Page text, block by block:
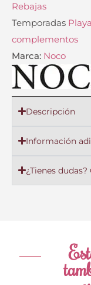
Rebajas
Temporadas Playa
complementos
Marca: Noco
Descripción
Información
¿Tienes